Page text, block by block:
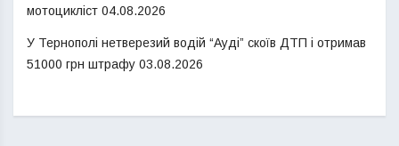
мотоцикліст 04.08.2026
У Тернополі нетверезий водій “Ауді” скоїв ДТП і отримав
51000 грн штрафу 03.08.2026